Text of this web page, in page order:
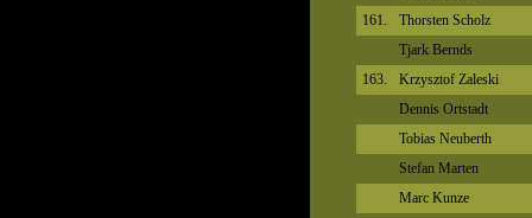
161.
Thorsten Scholz
Tjark Bernds
163.
Krzysztof Zaleski
Dennis Ortstadt
Tobias Neuberth
Stefan Marten
Marc Kunze